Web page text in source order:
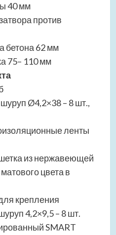
40 мм
против
бетона 62 мм
75– 110 мм
Ø4,2×38 – 8 шт.,
ленты
из нержавеющей
цвета в
крепления
4,2×9,5 – 8 шт.
SMART